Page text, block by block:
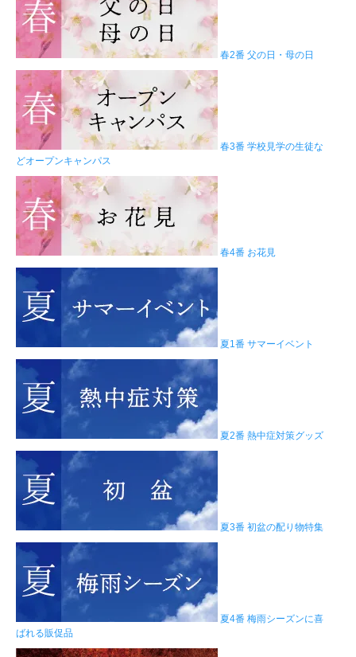
春2番 父の日・母の日
春3番 学校見学の生徒な
どオープンキャンパス
春4番 お花見
夏1番 サマーイベント
夏2番 熱中症対策グッズ
夏3番 初盆の配り物特集
夏4番 梅雨シーズンに喜
ばれる販促品